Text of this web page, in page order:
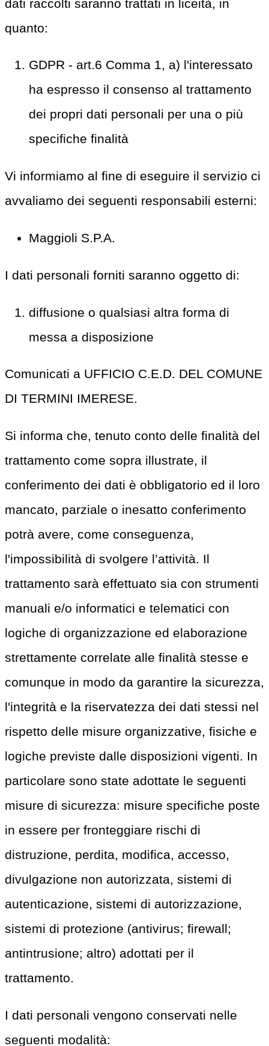
dati raccolti saranno trattati in liceità, in
quanto:
GDPR - art.6 Comma 1, a) l'interessato
ha espresso il consenso al trattamento
dei propri dati personali per una o più
specifiche finalità
Vi informiamo al fine di eseguire il servizio ci
avvaliamo dei seguenti responsabili esterni:
Maggioli S.P.A.
I dati personali forniti saranno oggetto di:
diffusione o qualsiasi altra forma di
messa a disposizione
Comunicati a UFFICIO C.E.D. DEL COMUNE
DI TERMINI IMERESE.
Si informa che, tenuto conto delle finalità del
trattamento come sopra illustrate, il
conferimento dei dati è obbligatorio ed il loro
mancato, parziale o inesatto conferimento
potrà avere, come conseguenza,
l'impossibilità di svolgere l’attività. Il
trattamento sarà effettuato sia con strumenti
manuali e/o informatici e telematici con
logiche di organizzazione ed elaborazione
strettamente correlate alle finalità stesse e
comunque in modo da garantire la sicurezza,
l'integrità e la riservatezza dei dati stessi nel
rispetto delle misure organizzative, fisiche e
logiche previste dalle disposizioni vigenti. In
particolare sono state adottate le seguenti
misure di sicurezza: misure specifiche poste
in essere per fronteggiare rischi di
distruzione, perdita, modifica, accesso,
divulgazione non autorizzata, sistemi di
autenticazione, sistemi di autorizzazione,
sistemi di protezione (antivirus; firewall;
antintrusione; altro) adottati per il
trattamento.
I dati personali vengono conservati nelle
seguenti modalità: